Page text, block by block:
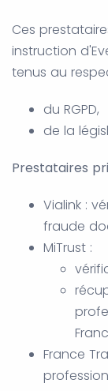
Ces
instruction
tenus au
du RGPD,
de la
Prestataires
Vialink :
fraude
MiTrust :
France